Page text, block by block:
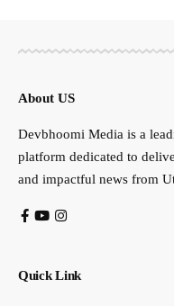
About US
Devbhoomi Media is a
platform dedicated to
and impactful news from
Quick Link